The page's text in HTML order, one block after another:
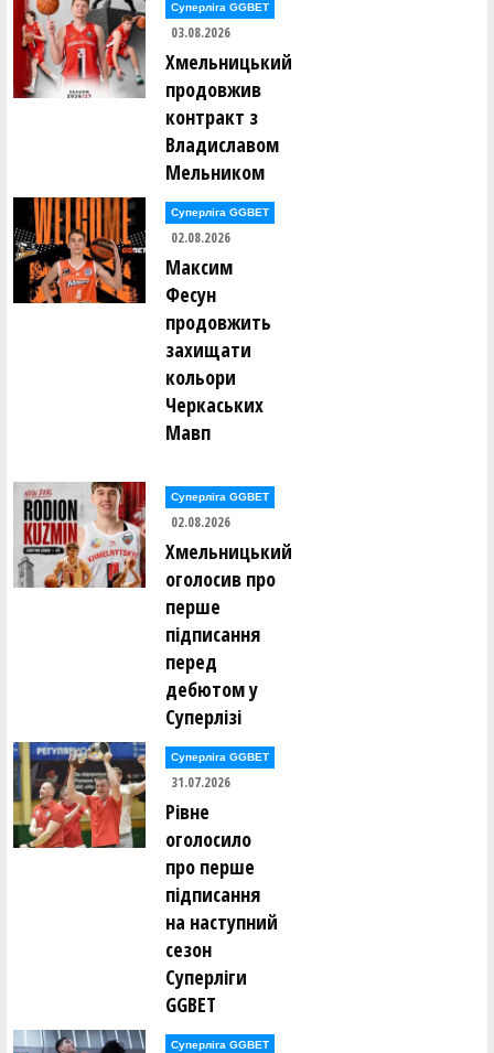
Суперліга GGBET
03.08.2026
Хмельницький
продовжив
контракт з
Владиславом
Мельником
Суперліга GGBET
02.08.2026
Максим
Фесун
продовжить
захищати
кольори
Черкаських
Мавп
Суперліга GGBET
02.08.2026
Хмельницький
оголосив про
перше
підписання
перед
дебютом у
Суперлізі
Суперліга GGBET
31.07.2026
Рівне
оголосило
про перше
підписання
на наступний
сезон
Суперліги
GGBET
Суперліга GGBET